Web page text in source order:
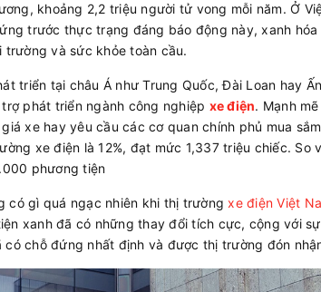
khoảng 2,2 triệu người tử vong mỗi năm. Ở
trước thực trạng đáng báo động này, xanh
và sức khỏe toàn cầu.
triển tại châu Á như Trung Quốc, Đài Loan hay
phát triển ngành công nghiệp xe điện. Mạnh
xe hay yêu cầu các cơ quan chính phủ mua
xe điện là 12%, đạt mức 1,337 triệu chiếc. So
phương tiện
có gì quá ngạc nhiên khi thị trườngxe điện Việt
xanh đã có những thay đổi tích cực, cộng với
chỗ đứng nhất định và được thị trường đón